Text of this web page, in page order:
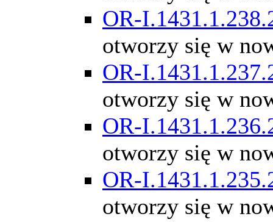
OR-
otworzy się w
OR-
otworzy się w
OR-
otworzy się w
OR-
otworzy się w